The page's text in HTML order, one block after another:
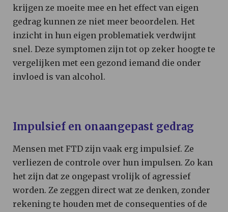
krijgen ze moeite mee en het effect van eigen
gedrag kunnen ze niet meer beoordelen. Het
inzicht in hun eigen problematiek verdwijnt
snel. Deze symptomen zijn tot op zeker hoogte te
vergelijken met een gezond iemand die onder
invloed is van alcohol.
Impulsief en onaangepast gedrag
Mensen met FTD zijn vaak erg impulsief. Ze
verliezen de controle over hun impulsen. Zo kan
het zijn dat ze ongepast vrolijk of agressief
worden. Ze zeggen direct wat ze denken, zonder
rekening te houden met de consequenties of de